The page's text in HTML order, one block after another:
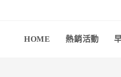
HOME 熱銷活動